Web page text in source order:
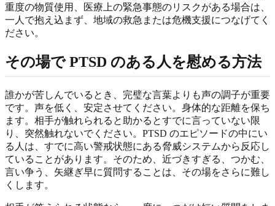
重度の物質使用、医療上の緊急事態のリスクがある場合は、
一人で抱え込まず、地域の救急または危機支援につなげてく
ださい。
その場で PTSD のある人を慰める方法
誰かが苦しんでいるとき、完璧な言葉よりも声の調子が重要
です。声を低く、安定させてください。身体的な距離を保ち
ます。相手が触れられると助かるとすでに言っていない限
り、突然触れないでください。PTSD のエピソードの中にい
る人は、すでに高い警戒状態にある脅威システムから反応し
ていることがあります。そのため、近づきすぎる、つかむ、
言い争う、矢継ぎ早に質問することは、その場をさらに難し
くします。